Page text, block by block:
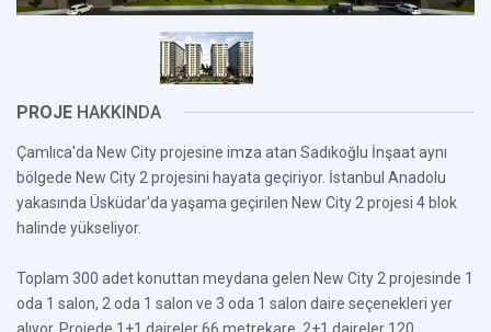
PROJE HAKKINDA
Çamlıca'da New City projesine imza atan Sadıkoğlu İnşaat aynı
bölgede New City 2 projesini hayata geçiriyor. İstanbul Anadolu
yakasında Üsküdar'da yaşama geçirilen New City 2 projesi 4 blok
halinde yükseliyor.
Toplam 300 adet konuttan meydana gelen New City 2 projesinde 1
oda 1 salon, 2 oda 1 salon ve 3 oda 1 salon daire seçenekleri yer